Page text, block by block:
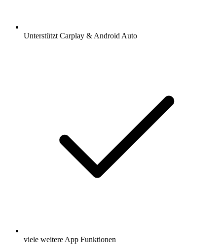
Unterstützt Carplay & Android Auto
viele weitere App Funktionen